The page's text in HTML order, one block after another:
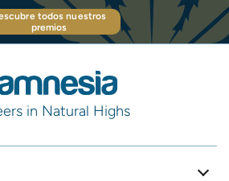
todos nuestros
premios
in Natural Highs